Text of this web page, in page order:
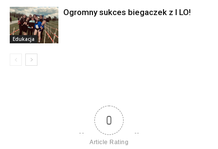
Edukacja
Ogromny sukces biegaczek z I LO!
0
Article Rating